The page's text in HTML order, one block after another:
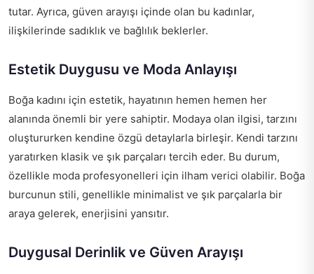
tutar. Ayrıca, güven arayışı içinde olan bu kadınlar,
ilişkilerinde sadıklık ve bağlılık beklerler.
Estetik Duygusu ve Moda Anlayışı
Boğa kadını için estetik, hayatının hemen hemen her
alanında önemli bir yere sahiptir. Modaya olan ilgisi, tarzını
oluştururken kendine özgü detaylarla birleşir. Kendi tarzını
yaratırken klasik ve şık parçaları tercih eder. Bu durum,
özellikle moda profesyonelleri için ilham verici olabilir. Boğa
burcunun stili, genellikle minimalist ve şık parçalarla bir
araya gelerek, enerjisini yansıtır.
Duygusal Derinlik ve Güven Arayışı